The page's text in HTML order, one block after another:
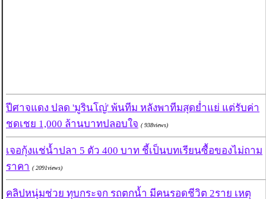
ปีศาจแดง ปลด 'มูรินโญ่' พ้นทีม หลังพาทีมสุดย่ำแย่ แต่รับค่า
ชดเชย 1,000 ล้านบาทปลอบใจ ( 938views)
เจอกุ้งแช่น้ำปลา 5 ตัว 400 บาท ชี้เป็นบทเรียนซื้อของไม่ถาม
ราคา ( 2091views)
คลิปหนุ่มช่วย ทุบกระจก รถตกน้ำ มีคนรอดชีวิต 2ราย เหตุ